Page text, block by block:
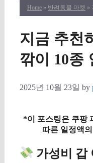
Home » 반려동물 마켓 »
지금 추천
깎이 10종
2025년 10월 23일 by
*이 포스팅은 쿠팡
따른 일정액
가성비 갑